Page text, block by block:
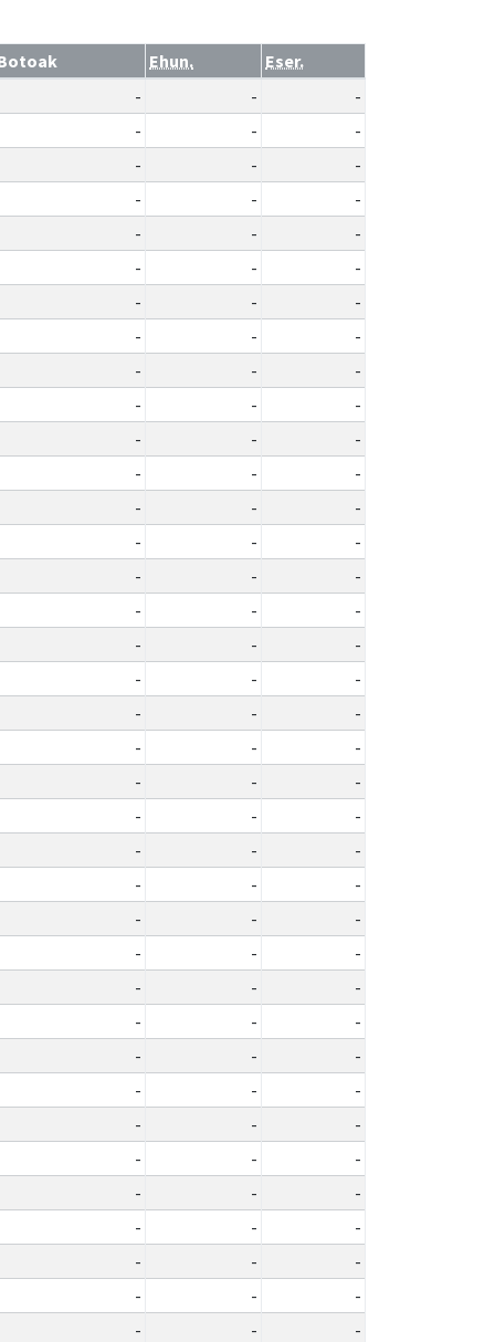
Ehun.
Eser.
- -
-
- -
-
- -
-
- -
-
- -
-
- -
-
- -
-
- -
-
- -
-
- -
-
- -
-
- -
-
- -
-
- -
-
- -
-
- -
-
- -
-
- -
-
- -
-
- -
-
- -
-
- -
-
- -
-
- -
-
- -
-
- -
-
- -
-
- -
-
- -
-
- -
-
- -
-
- -
-
- -
-
- -
-
- -
-
- -
-
- -
-